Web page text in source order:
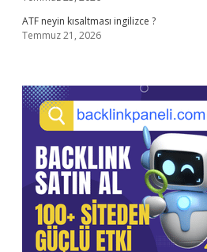
ATF neyin kısaltması ingilizce ?
Temmuz 21, 2026